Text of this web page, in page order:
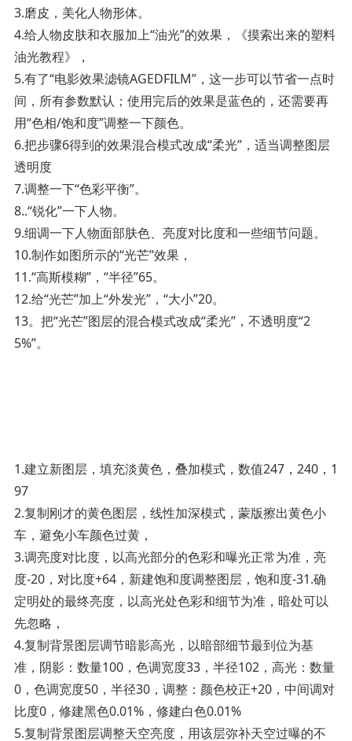
3.磨皮，美化人物形体。
4.给人物皮肤和衣服加上“油光”的效果，《摸索出来的塑料
油光教程》，
5.有了“电影效果滤镜AGEDFILM”，这一步可以节省一点时
间，所有参数默认；使用完后的效果是蓝色的，还需要再
用“色相/饱和度”调整一下颜色。
6.把步骤6得到的效果混合模式改成“柔光”，适当调整图层
透明度
7.调整一下“色彩平衡”。
8..“锐化”一下人物。
9.细调一下人物面部肤色、亮度对比度和一些细节问题。
10.制作如图所示的“光芒”效果，
11.“高斯模糊”，“半径”65。
12.给“光芒”加上“外发光”，“大小”20。
13。把“光芒”图层的混合模式改成“柔光”，不透明度“2
5%”。 ­
1.建立新图层，填充淡黄色，叠加模式，数值247，240，1
97
2.复制刚才的黄色图层，线性加深模式，蒙版擦出黄色小
车，避免小车颜色过黄，
3.调亮度对比度，以高光部分的色彩和曝光正常为准，亮
度-20，对比度+64，新建饱和度调整图层，饱和度-31.确
定明处的最终亮度，以高光处色彩和细节为准，暗处可以
先忽略，
4.复制背景图层调节暗影高光，以暗部细节最到位为基
准，阴影：数量100，色调宽度33，半径102，高光：数量
0，色调宽度50，半径30，调整：颜色校正+20，中间调对
比度0，修建黑色0.01%，修建白色0.01%
5.复制背景图层调整天空亮度，用该层弥补天空过曝的不